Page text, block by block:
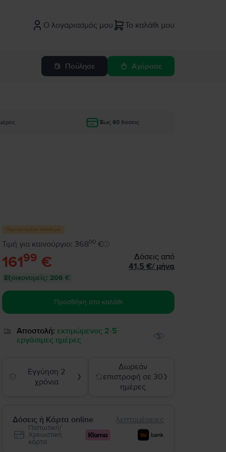
Ο λογαριασμός μου Το καλάθι μου
Πούλησε Αγόρασε
Έως 60 δόσεις
Περιορισμένο απόθεμα
Τιμή για καινούργιο: 36800€
16199 €
Δόσεις από
41,5 €/ μήνα
Εξοικονομείς: 206 €
Προσθήκη στο καλάθι
Αποστολή: εκτιμώμενος 2-5
εργάσιμες ημέρες
Εγγύηση 2
χρόνια
❯
Δωρεάν
επιστροφή σε 30
ημέρες
❯
Δόσεις ή Κάρτα online λεπτομέρειες
Πιστωτική/
Χρεωστική
κάρτα